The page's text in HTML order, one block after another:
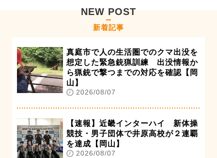
NEW POST
新着記事
真庭市で人の生活圏でのクマ出没を
想定した緊急銃猟訓練 出没情報か
ら猟銃で撃つまでの対応を確認【岡
山】
2026/08/07
【速報】近畿インターハイ 新体操
競技・男子団体で井原高校が２連覇
を達成【岡山】
2026/08/07